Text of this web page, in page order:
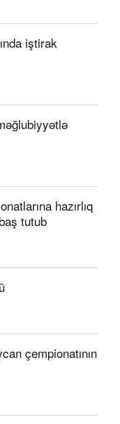
iştirak
hazırlıq
tutub
çempionatının